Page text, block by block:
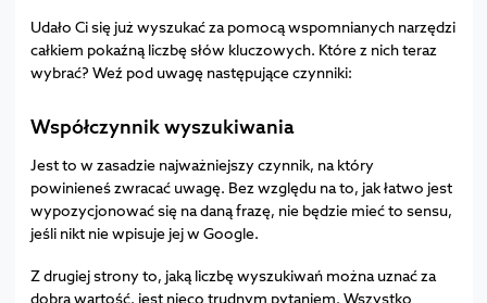
Udało Ci się już wyszukać za pomocą wspomnianych narzędzi
całkiem pokaźną liczbę słów kluczowych. Które z nich teraz
wybrać? Weź pod uwagę następujące czynniki:
Współczynnik wyszukiwania
Jest to w zasadzie najważniejszy czynnik, na który
powinieneś zwracać uwagę. Bez względu na to, jak łatwo jest
wypozycjonować się na daną frazę, nie będzie mieć to sensu,
jeśli nikt nie wpisuje jej w Google.
Z drugiej strony to, jaką liczbę wyszukiwań można uznać za
dobrą wartość, jest nieco trudnym pytaniem. Wszystko